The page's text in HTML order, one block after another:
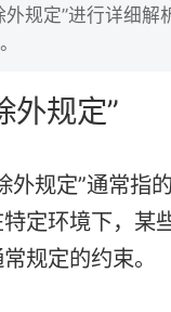
外规定”进行详细解
外规定”
外规定”通常指
定环境下，某
规定的约束。